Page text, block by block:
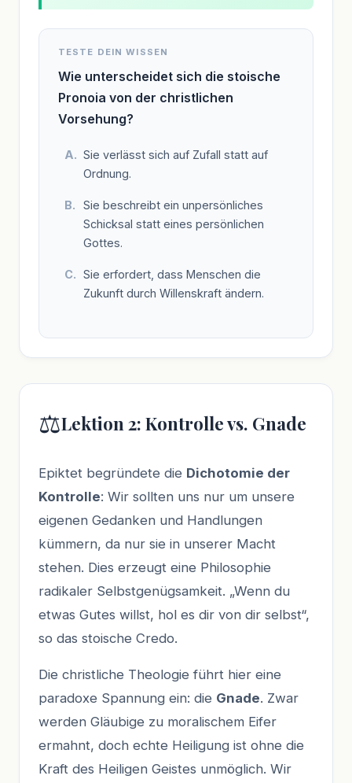
TESTE DEIN WISSEN
Wie unterscheidet sich die stoische
Pronoia von der christlichen
Vorsehung?
Sie verlässt sich auf Zufall statt auf
Ordnung.
Sie beschreibt ein unpersönliches
Schicksal statt eines persönlichen
Gottes.
Sie erfordert, dass Menschen die
Zukunft durch Willenskraft ändern.
⚖️Lektion 2: Kontrolle vs. Gnade
Epiktet begründete die Dichotomie der
Kontrolle: Wir sollten uns nur um unsere
eigenen Gedanken und Handlungen
kümmern, da nur sie in unserer Macht
stehen. Dies erzeugt eine Philosophie
radikaler Selbstgenügsamkeit. „Wenn du
etwas Gutes willst, hol es dir von dir selbst“,
so das stoische Credo.
Die christliche Theologie führt hier eine
paradoxe Spannung ein: die Gnade. Zwar
werden Gläubige zu moralischem Eifer
ermahnt, doch echte Heiligung ist ohne die
Kraft des Heiligen Geistes unmöglich. Wir